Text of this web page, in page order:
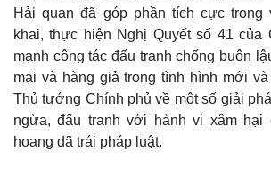
Hải quan đã góp phần tích cực trong
khai, thực hiện Nghị Quyết số 41 của
mạnh công tác đấu tranh chống buôn
mại và hàng giả trong tình hình mới
Thủ tướng Chính phủ về một số giải
ngừa, đấu tranh với hành vi xâm hại
hoang dã trái pháp luật.